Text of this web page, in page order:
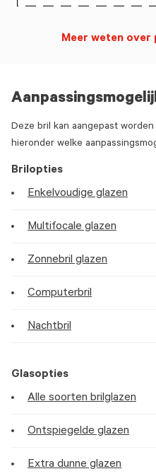
Deze bril kan aangepast
hieronder welke
Brilopties
Enkelvoudige glazen
Multifocale glazen
Zonnebril glazen
Computerbril
Nachtbril
Glasopties
Alle soorten brilglazen
Ontspiegelde glazen
Extra dunne glazen
Meer weten over